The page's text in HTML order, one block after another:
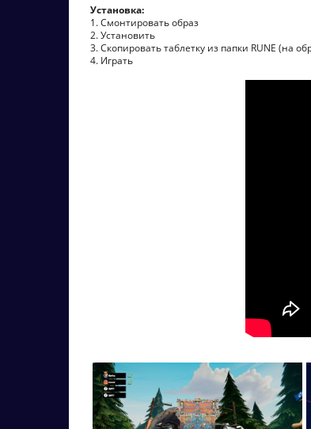
Установка:
1. Смонтировать образ
2. Установить
3. Скопировать таблетку из папки RUNE (на
4. Играть